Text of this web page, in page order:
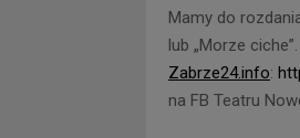
Mamy do
lub „Morze
Zabrze24.info:
na FB Teatru